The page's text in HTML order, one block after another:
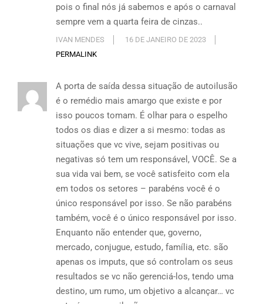
pois o final nós já sabemos e após o carnaval
sempre vem a quarta feira de cinzas..
IVAN MENDES
16 DE JANEIRO DE 2023
PERMALINK
A porta de saída dessa situação de autoilusão
é o remédio mais amargo que existe e por
isso poucos tomam. É olhar para o espelho
todos os dias e dizer a si mesmo: todas as
situações que vc vive, sejam positivas ou
negativas só tem um responsável, VOCÊ. Se a
sua vida vai bem, se você satisfeito com ela
em todos os setores – parabéns você é o
único responsável por isso. Se não parabéns
também, você é o único responsável por isso.
Enquanto não entender que, governo,
mercado, conjugue, estudo, família, etc. são
apenas os imputs, que só controlam os seus
resultados se vc não gerenciá-los, tendo uma
destino, um rumo, um objetivo a alcançar… vc